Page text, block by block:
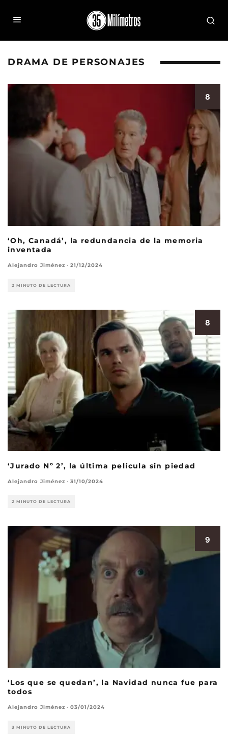
DRAMA DE PERSONAJES
8
‘Oh, Canadá’, la redundancia de la memoria
inventada
Alejandro Jiménez · 21/12/2024
2 MINUTO DE LECTURA
8
‘Jurado Nº 2’, la última película sin piedad
Alejandro Jiménez · 31/10/2024
2 MINUTO DE LECTURA
9
‘Los que se quedan’, la Navidad nunca fue para
todos
Alejandro Jiménez · 03/01/2024
3 MINUTO DE LECTURA